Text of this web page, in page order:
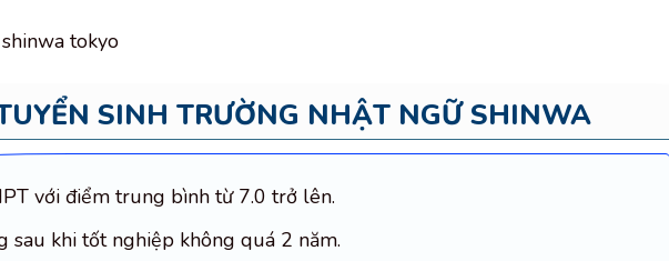
SINH TRƯỜNG NHẬT NGỮ SHINWA
với điểm trung bình từ 7.0 trở lên.
sau khi tốt nghiệp không quá 2 năm.